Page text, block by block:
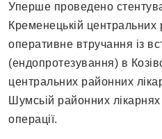
Уперше проведено
Кременецькій центральних
оперативне втручання із
(ендопротезування) в
центральних районних
Шумсьій районних лікарнях
операції.